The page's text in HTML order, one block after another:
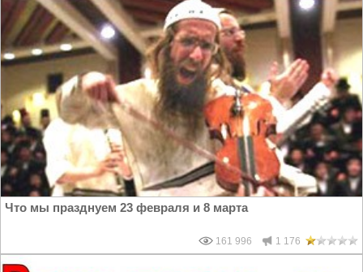
Что мы празднуем 23 февраля и 8 марта
161 996 1 176